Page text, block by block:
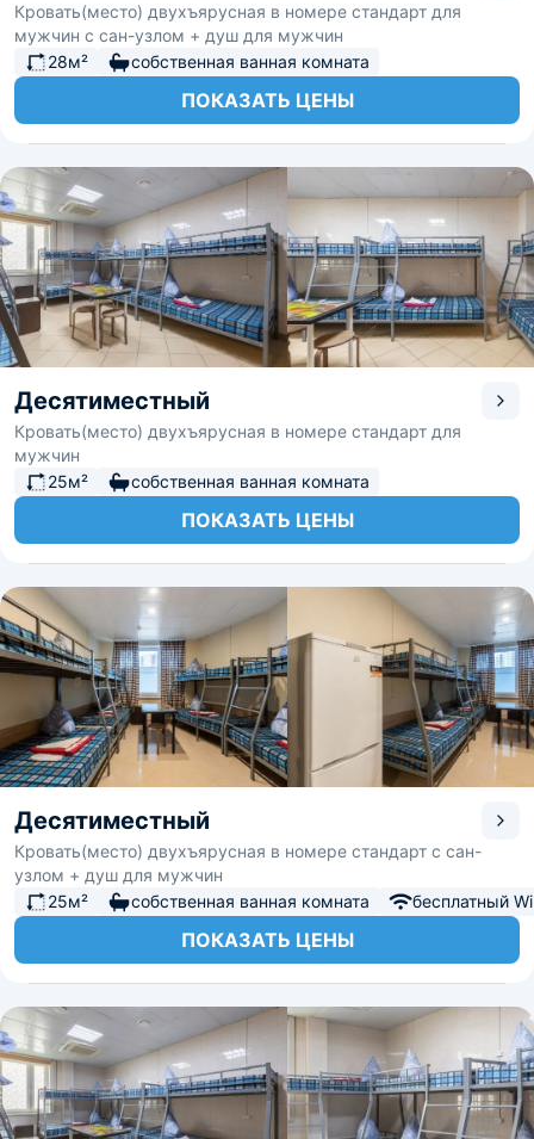
Кровать(место) двухъярусная в номере стандарт для
мужчин с сан-узлом + душ для мужчин
28м²
собственная ванная комната
ПОКАЗАТЬ ЦЕНЫ
Десятиместный
Кровать(место) двухъярусная в номере стандарт для
мужчин
25м²
собственная ванная комната
ПОКАЗАТЬ ЦЕНЫ
Десятиместный
Кровать(место) двухъярусная в номере стандарт с сан-
узлом + душ для мужчин
25м²
собственная ванная комната бесплатный
ПОКАЗАТЬ ЦЕНЫ